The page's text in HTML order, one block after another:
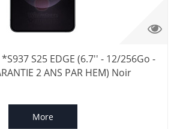
S25 EDGE (6.7'' - 12/256Go -
2 ANS PAR HEM) Noir
More